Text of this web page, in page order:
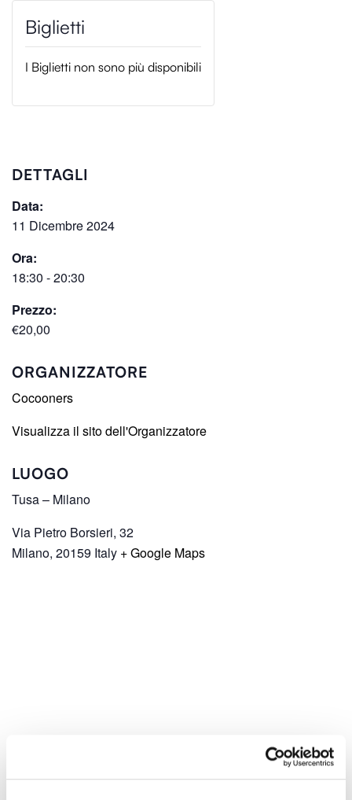
DETTAGLI
Data:
11 Dicembre 2024
Ora:
18:30 - 20:30
Prezzo:
€20,00
ORGANIZZATORE
Cocooners
Visualizza il sito dell'Organizzatore
LUOGO
Tusa – Milano
Via Pietro Borsieri, 32
Milano, 20159 Italy + Google Maps
I Biglietti non sono più disponibili